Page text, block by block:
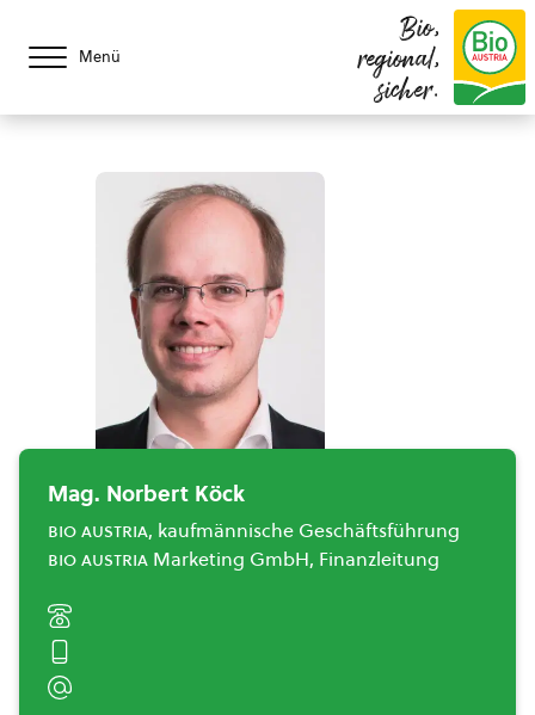
Menü
Bio,
regional,
sicher.
Mag. Norbert Köck
bio austria, kaufmännische Geschäftsführung
bio austria Marketing GmbH, Finanzleitung